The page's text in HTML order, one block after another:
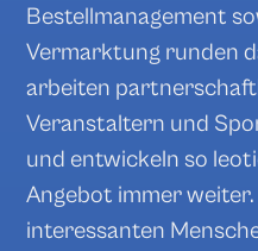
Bestellmanagement
Vermarktung runden
arbeiten
Veranstaltern und
und entwickeln so
Angebot immer
interessanten